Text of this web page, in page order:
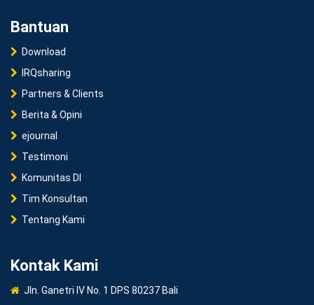
Bantuan
Download
IRQsharing
Partners & Clients
Berita & Opini
ejournal
Testimoni
Komunitas DI
Tim Konsultan
Tentang Kami
Kontak Kami
Jln. Ganetri IV No. 1 DPS 80237 Bali